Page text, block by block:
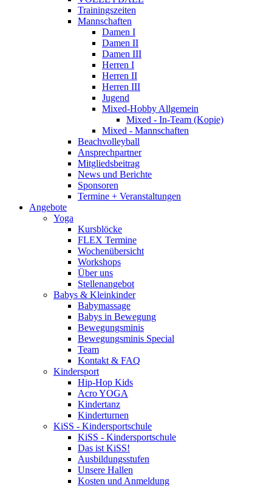
Trainingszeiten
Mannschaften
Damen I
Damen II
Damen III
Herren I
Herren II
Herren III
Jugend
Mixed-Hobby Allgemein
Mixed - In-Team (Kopie)
Mixed - Mannschaften
Beachvolleyball
Ansprechpartner
Mitgliedsbeitrag
News und Berichte
Sponsoren
Termine + Veranstaltungen
Angebote
Yoga
Kursblöcke
FLEX Termine
Wochenübersicht
Workshops
Über uns
Stellenangebot
Babys & Kleinkinder
Babymassage
Babys in Bewegung
Bewegungsminis
Bewegungsminis Special
Team
Kontakt & FAQ
Kindersport
Hip-Hop Kids
Acro YOGA
Kindertanz
Kinderturnen
KiSS - Kindersportschule
KiSS - Kindersportschule
Das ist KiSS!
Ausbildungsstufen
Unsere Hallen
Kosten und Anmeldung